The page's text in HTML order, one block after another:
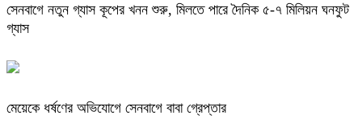
সেনবাগে নতুন গ্যাস কূপের খনন শুরু, মিলতে পারে দৈনিক ৫-৭ মিলিয়ন ঘনফুট
গ্যাস
মেয়েকে ধর্ষণের অভিযোগে সেনবাগে বাবা গ্রেপ্তার